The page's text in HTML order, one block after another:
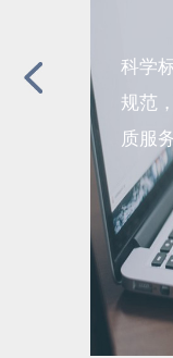
科学
规范
质服